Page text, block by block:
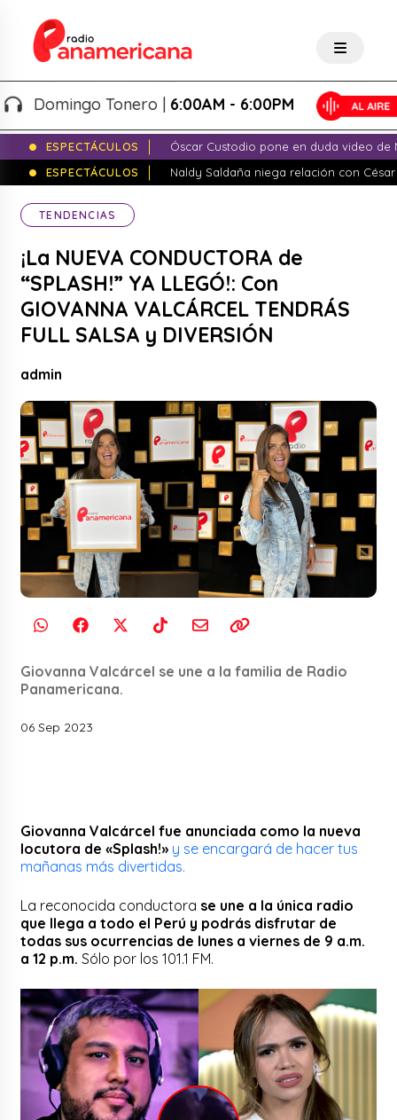
Tonero |6:00AM - 6:00PM
ESPECTÁCULOS
Óscar Custodio pone en duda video de
ESPECTÁCULOS
Naldy Saldaña niega relación con
TENDENCIAS
¡La NUEVA CONDUCTORA de
“SPLASH!” YA LLEGÓ!: Con
GIOVANNA VALCÁRCEL TENDRÁS
FULL SALSA y DIVERSIÓN
admin
Giovanna Valcárcel se une a la familia de Radio
Panamericana.
06 Sep 2023
Giovanna Valcárcel fue anunciada como la nueva
locutora de «Splash!» y se encargará de hacer tus
mañanas más divertidas.
La reconocida conductora se une a la única radio
que llega a todo el Perú y podrás disfrutar de
todas sus ocurrencias de lunes a viernes de 9 a.m.
a 12 p.m. Sólo por los 101.1 FM.